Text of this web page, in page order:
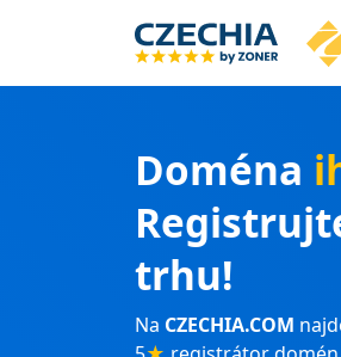
Doména
trhu!
Na CZECHIA.COM